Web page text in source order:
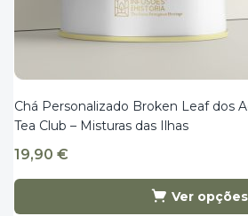
Chá Personalizado Broken Leaf dos
Tea Club – Misturas das Ilhas
19,90 €
Ver opções